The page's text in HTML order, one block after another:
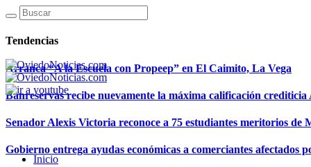
Tendencias
Arranca “A la Escuela con Propeep” en El Caimito, La Vega
Banreservas recibe nuevamente la máxima calificación
Senador Alexis Victoria reconoce a 75 estudiantes meritorios
Gobierno entrega ayudas económicas a comerciantes
Inicio